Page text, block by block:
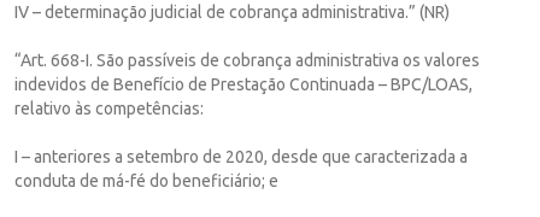
IV – determinação judicial de cobrança administrativa.” (NR)
“Art. 668-I. São passíveis de cobrança administrativa os valores
indevidos de Benefício de Prestação Continuada – BPC/LOAS,
relativo às competências:
I – anteriores a setembro de 2020, desde que caracterizada a
conduta de má-fé do beneficiário; e